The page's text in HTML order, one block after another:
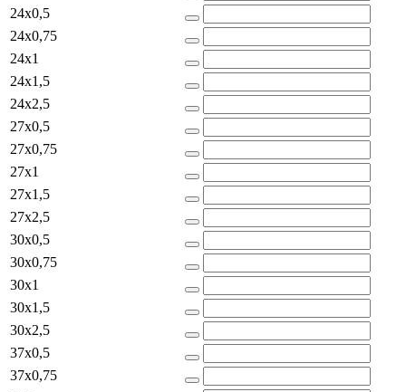
24x0,5
24x0,75
24x1
24x1,5
24x2,5
27x0,5
27x0,75
27x1
27x1,5
27x2,5
30x0,5
30x0,75
30x1
30x1,5
30x2,5
37x0,5
37x0,75